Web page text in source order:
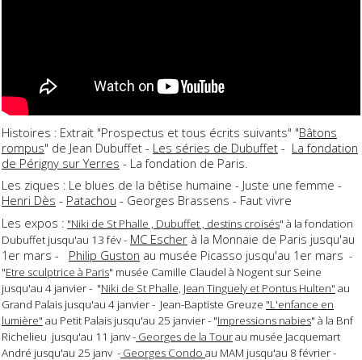
Histoires : Extrait "Prospectus et tous écrits suivants" "Bâtons
rompus" de Jean Dubuffet - Les séries de Dubuffet - La fondation
de Périgny sur Yerres - La fondation de Paris.
Les ziques : Le blues de la bêtise humaine - Juste une femme -
Henri Dès - Patachou - Georges Brassens - Faut vivre
Les expos : "Niki de St Phalle , Dubuffet , destins croisés" à la fondation
Dubuffet jusqu'au 13 fév - MC Escher à la Monnaie de Paris jusqu'au
1er mars - Philip Guston au musée Picasso jusqu'au 1er mars -
"Etre sculptrice à Paris" musée Camille Claudel à Nogent sur Seine
jusqu'au 4 janvier - "Niki de St Phalle, Jean Tinguely et Pontus Hulten" au
Grand Palais jusqu'au 4 janvier - Jean-Baptiste Greuze "L'enfance en
lumière" au Petit Palais jusqu'au 25 janvier - "Impressions nabies" à la Bnf
Richelieu jusqu'au 11 janv - Georges de la Tourau musée Jacquemart
André jusqu'au 25 janv - Georges Condo au MAM jusqu'au 8 février -